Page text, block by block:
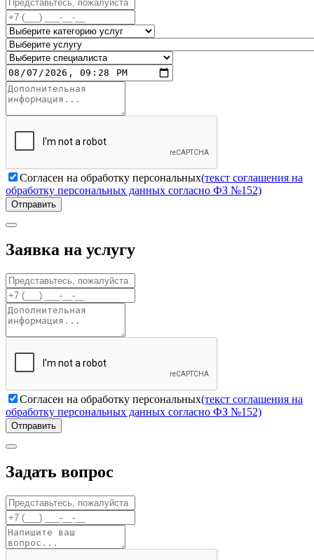
Согласен на обработку персональных(текст соглашения на
обработку персональных данных согласно ФЗ №152)
Отправить
Заявка на услугу
Согласен на обработку персональных(текст соглашения на
обработку персональных данных согласно ФЗ №152)
Отправить
Задать вопрос